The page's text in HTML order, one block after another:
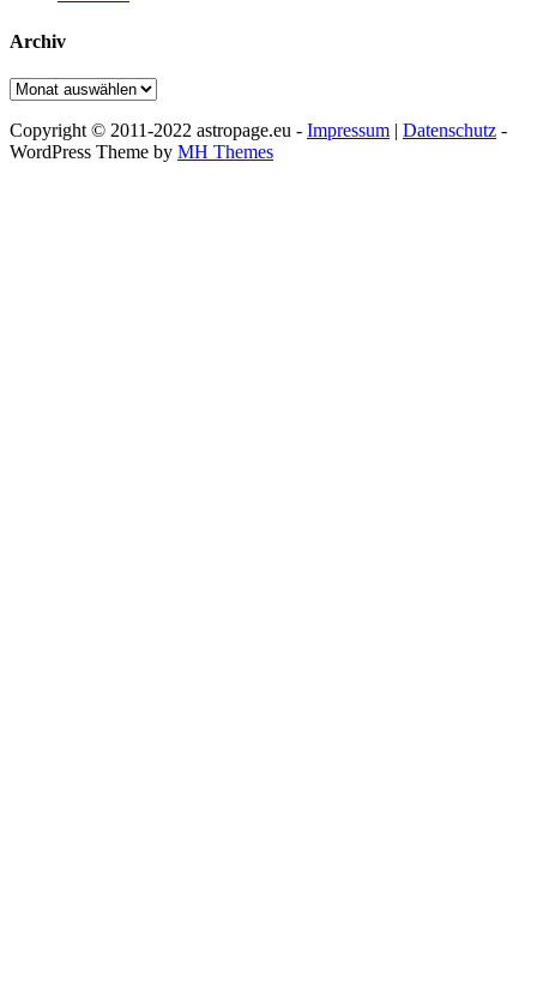
Archiv
Archiv
Copyright © 2011-2022 astropage.eu - Impressum | Datenschutz -
WordPress Theme by MH Themes